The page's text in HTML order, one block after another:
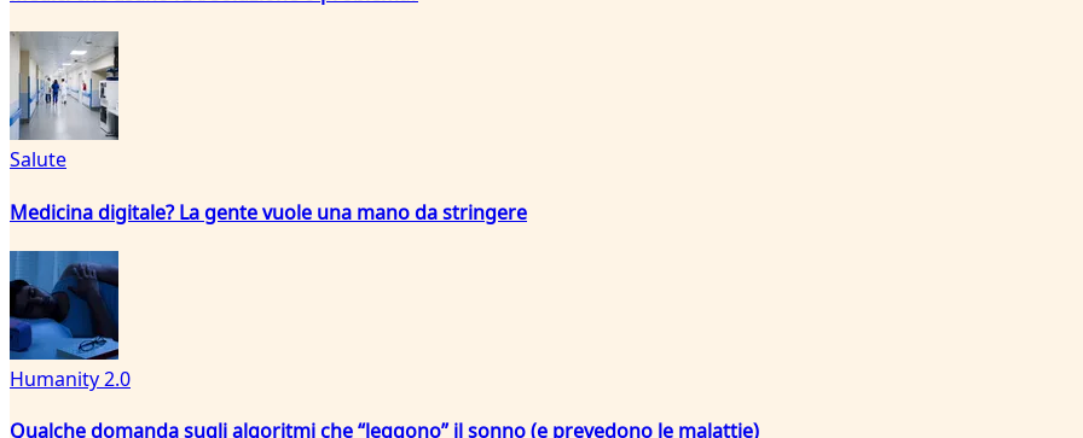
Salute
Medicina digitale? La gente vuole una mano da stringere
Humanity 2.0
Qualche domanda sugli algoritmi che “leggono” il sonno (e prevedono le malattie)